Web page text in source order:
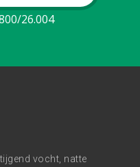
26.004
vocht, natte